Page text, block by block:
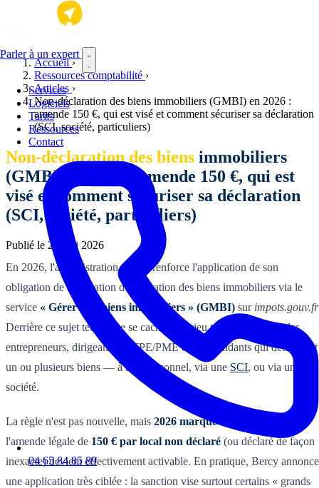
Aller au contenu principal
Parler à un expert
Services
Logiciels
Tarifs
Ressources
Contact
04 65 84 85 89
Accueil›
Ressources comptabilité ›
Articles ›
Non-déclaration des biens immobiliers (GMBI) en 2026 :
amende 150 €, qui est visé et comment sécuriser sa déclaration
(SCI, société, particuliers)
Non-déclaration des biens immobiliers
(GMBI) en 2026 : amende 150 €, qui est
visé et comment sécuriser sa déclaration
(SCI, société, particuliers)
Publié le 25 mai 2026
En 2026, l'administration fiscale renforce l'application de son
obligation de déclaration d'occupation des biens immobiliers via le
service « Gérer mes biens immobiliers » (GMBI) sur impots.gouv.fr
Derrière ce sujet technique se cache un enjeu très concret pour les
entrepreneurs, dirigeants de TPE/PME et indépendants qui détiennent
un ou plusieurs biens — à titre personnel, via une SCI, ou via une
société.
La règle n'est pas nouvelle, mais 2026 marque un tournant
l'amende légale de 150 € par local non déclaré (ou déclaré de façon
inexacte) devient effectivement activable. En pratique, Bercy annonce
une application très ciblée : la sanction vise surtout certains « grands